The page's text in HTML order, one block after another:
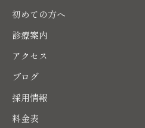
初めての方へ
診療案内
アクセス
ブログ
採用情報
料金表